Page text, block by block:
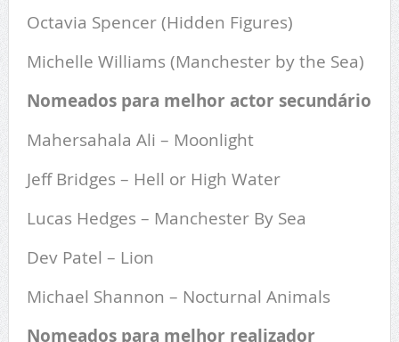
Octavia Spencer (Hidden Figures)
Michelle Williams (Manchester by the Sea)
Nomeados para melhor actor secundário
Mahersahala Ali – Moonlight
Jeff Bridges – Hell or High Water
Lucas Hedges – Manchester By Sea
Dev Patel – Lion
Michael Shannon – Nocturnal Animals
Nomeados para melhor realizador